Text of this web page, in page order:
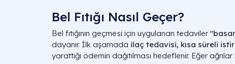
Bel Fıtığı Nasıl Geçer?
Bel fıtığının geçmesi için uygulanan tedaviler
dayanır. İlk aşamada ilaç tedavisi, kısa süreli
yarattığı ödemin dağıtılması hedeflenir. Eğer